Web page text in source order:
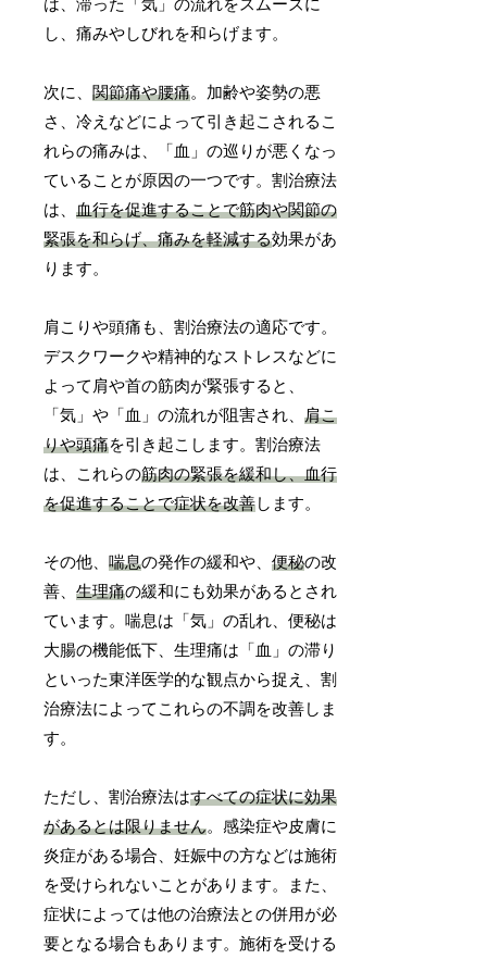
は、滞った「気」の流れをスムーズに
し、痛みやしびれを和らげます。
次に、関節痛や腰痛。加齢や姿勢の悪
さ、冷えなどによって引き起こされるこ
れらの痛みは、「血」の巡りが悪くなっ
ていることが原因の一つです。割治療法
は、血行を促進することで筋肉や関節の
緊張を和らげ、痛みを軽減する効果があ
ります。
肩こりや頭痛も、割治療法の適応です。
デスクワークや精神的なストレスなどに
よって肩や首の筋肉が緊張すると、
「気」や「血」の流れが阻害され、肩こ
りや頭痛を引き起こします。割治療法
は、これらの筋肉の緊張を緩和し、血行
を促進することで症状を改善します。
その他、喘息の発作の緩和や、便秘の改
善、生理痛の緩和にも効果があるとされ
ています。喘息は「気」の乱れ、便秘は
大腸の機能低下、生理痛は「血」の滞り
といった東洋医学的な観点から捉え、割
治療法によってこれらの不調を改善しま
す。
ただし、割治療法はすべての症状に効果
があるとは限りません。感染症や皮膚に
炎症がある場合、妊娠中の方などは施術
を受けられないことがあります。また、
症状によっては他の治療法との併用が必
要となる場合もあります。施術を受ける